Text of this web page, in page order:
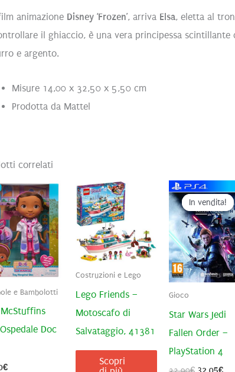
animazione Disney ‘Frozen’, arriva Elsa, eletta al
il ghiaccio, è una vera principessa
e argento.
Misure 14,00 x 32,50 x 5,50 cm
Prodotta da Mattel
correlati
e Bambolotti
Doc
€
Costruzioni e Lego
Lego Friends –
Motoscafo di
Salvataggio, 41381
Scopri
In vendita!
In vendita!
Gioco
Star Wars Jedi
Fallen Order –
PlayStation 4
Il
Il